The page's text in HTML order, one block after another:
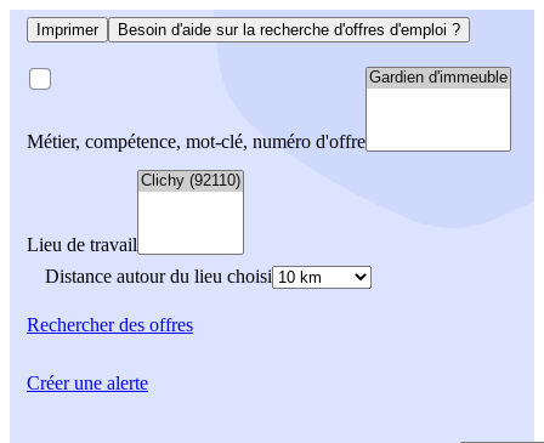
Imprimer Besoin d'aide sur la recherche d'offres d'emploi ?
Métier, compétence, mot-clé, numéro d'offre
Lieu de travail
Distance autour du lieu choisi
Rechercherdes offres
Créer une alerte